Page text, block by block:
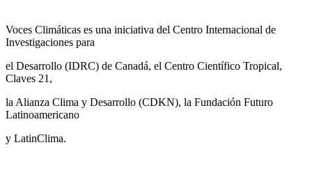
Voces Climáticas es una iniciativa del Centro Internacional de
Investigaciones para
el Desarrollo (IDRC) de Canadá, el Centro Científico Tropical,
Claves 21,
la Alianza Clima y Desarrollo (CDKN), la Fundación Futuro
Latinoamericano
y LatinClima.